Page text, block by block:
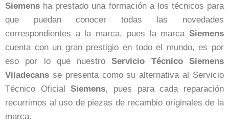
Siemens ha prestado una formación a los técnicos para
que puedan conocer todas las novedades
correspondientes a la marca, pues la marca Siemens
cuenta con un gran prestigio en todo el mundo, es por
eso por lo que nuestroServicio Técnico Siemens
Viladecans se presenta como su alternativa al Servicio
Técnico OficialSiemens, pues para cada reparación
recurrimos al uso de piezas de recambio originales de la
marca.